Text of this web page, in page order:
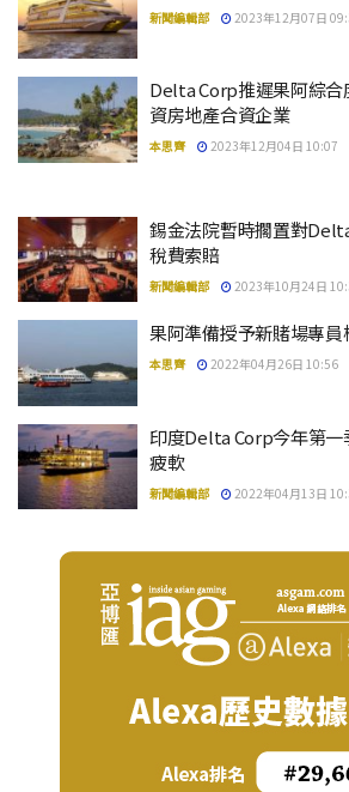
新聞編輯部 2023年12月07日
Delta Corp推遲果阿綜
資房地產合資企業
本思齊 2023年12月04日 10:07
錫金法院暫時擱置對
稅費索賠
新聞編輯部 2023年10月24日
果阿準備授予新賭場專員
本思齊 2022年04月26日 10:56
印度Delta Corp今年第
疲軟
新聞編輯部 2022年04月13日